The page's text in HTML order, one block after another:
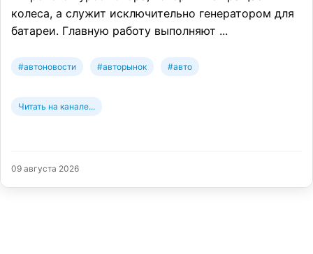
колеса, а служит исключительно генератором для
батареи. Главную работу выполняют ...
#автоновости #авторынок #авто
Читать на канале...
09 августа 2026